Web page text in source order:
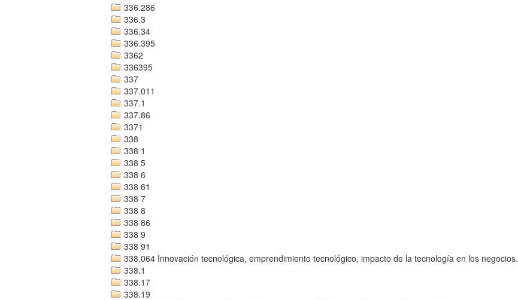
336.286
336.3
336.34
336.395
3362
336395
337
337.011
337.1
337.86
3371
338
338 1
338 5
338 6
338 61
338 7
338 8
338 86
338 9
338 91
338.064 Innovación tecnológica, emprendimiento tecnológico, impacto de la tecnología en los negocios.
338.1
338.17
338.19